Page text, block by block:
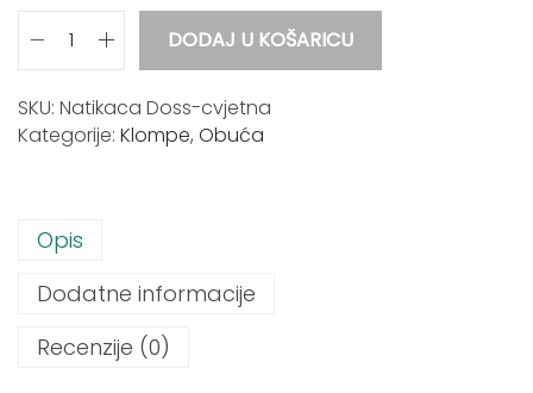
Ž
n
s
a
i
a
DODAJ U KOŠARICU
SKU: Natikaca Doss-cvjetna
Kategorije: Klompe, Obuća
Opis
Dodatne informacije
Recenzije (0)